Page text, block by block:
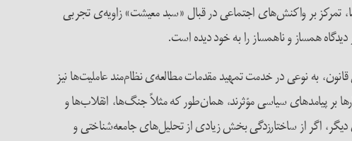
تمرکز بر واکنش‌های اجتماعی در قبال «سبد معیشت» زاویه‌ی تجربی
همساز و ناهمساز را به خود دیده است.
به نوعی در خدمت تمهید مقدمات مطالعه‌ی نظام‌مند عاملیت‌ها نیز
بر پیامدهای سیاسی مؤثرند، همان‌طور که مثلاً جنگ‌ها، انقلاب‌ها و
اگر از ساختارزدگی بخش زیادی از تحلیل‌های جامعه‌شناختی و